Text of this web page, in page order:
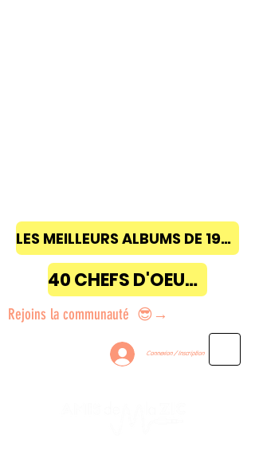
LES MEILLEURS ALBUMS DE 1968 à 2018
40 CHEFS D'OEUVRE
Rejoins la communauté 😎→
Connexion / Inscription